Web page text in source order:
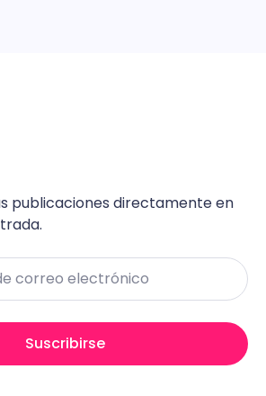
publicaciones directamente en
Suscribirse